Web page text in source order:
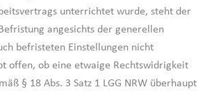
unterrichtet wurde, steht der
angesichts der generellen
befristeten Einstellungen nicht
offen, ob eine etwaige Rechtswidrigkeit
§ 18 Abs. 3 Satz 1 LGG NRW überhaupt